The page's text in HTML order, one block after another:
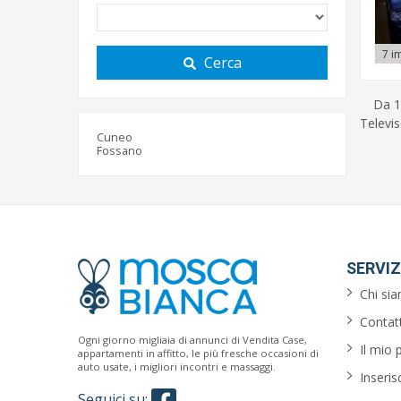
Cerca
Cuneo
Fossano
7
Da
Ogni giorno migliaia di annunci di Vendita Case,
appartamenti in affitto, le più fresche occasioni di
auto usate, i migliori incontri e massaggi.
Chi
Il mio